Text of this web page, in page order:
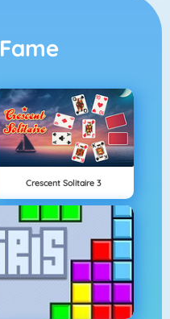
Fame
Crescent Solitaire 3